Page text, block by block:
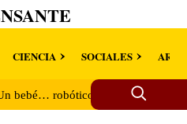
CIENCIA SOCIALES
bebé… robótico ►